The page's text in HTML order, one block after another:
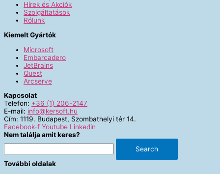
Hírek és Akciók
Szolgáltatások
Rólunk
Kiemelt Gyártók
Microsoft
Embarcadero
JetBrains
Quest
Arcserve
Kapcsolat
Telefon: +36 (1) 206-2147
E-mail: info@kersoft.hu
Cím: 1119. Budapest, Szombathelyi tér 14.
Facebook-f Youtube Linkedin
Nem találja amit keres?
Search
További oldalak